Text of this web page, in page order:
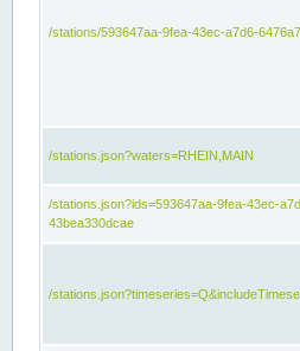
/stations/593647aa-9fea-43ec-a7d6-
/stations.json?waters=RHEIN,MAIN
/stations.json?ids=593647aa-9fea-43ec-
43bea330dcae
/